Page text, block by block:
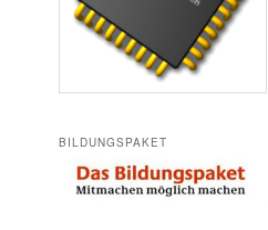
BILDUNGSPAKET